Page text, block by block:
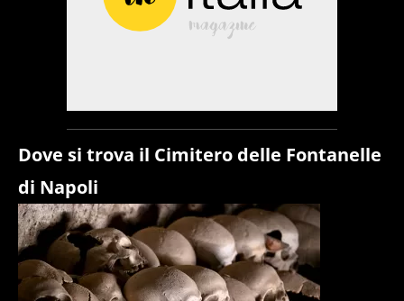
Dove si trova il Cimitero delle Fontanelle
di Napoli